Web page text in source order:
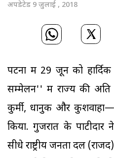
अपडेटेड 9 जुलाई , 2018
पटना में 29 जून को
सम्मेलन'' में राज्य की अति
कुर्मी, धानुक और
किया. गुजरात के पाटीदार
सीधे राष्ट्रीय जनता दल